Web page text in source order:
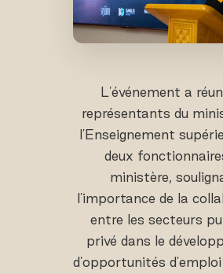
L'événement a
représentants du
l'Enseignement
deux
ministère,
l'importance de la
entre les secteurs
privé dans le
d'opportunités d'emploi